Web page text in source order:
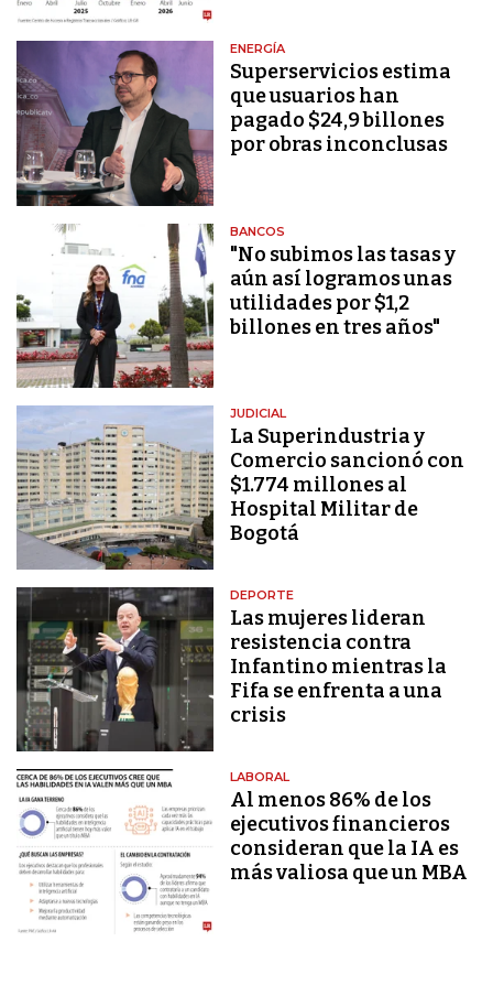
ENERGÍA
Superservicios estima
que usuarios han
pagado $24,9 billones
por obras inconclusas
BANCOS
"No subimos las tasas y
aún así logramos unas
utilidades por $1,2
billones en tres años"
JUDICIAL
La Superindustria y
Comercio sancionó con
$1.774 millones al
Hospital Militar de
Bogotá
DEPORTE
Las mujeres lideran
resistencia contra
Infantino mientras la
Fifa se enfrenta a una
crisis
LABORAL
Al menos 86% de los
ejecutivos financieros
consideran que la IA es
más valiosa que un MBA